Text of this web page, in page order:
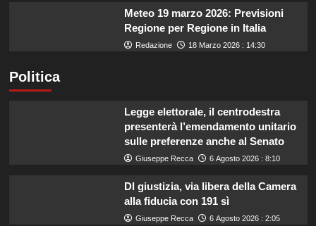
Meteo 19 marzo 2026: Previsioni
Regione per Regione in Italia
Redazione 18 Marzo 2026 : 14:30
Politica
Legge elettorale, il centrodestra
presenterà l’emendamento unitario
sulle preferenze anche al Senato
Giuseppe Recca 6 Agosto 2026 : 8:10
Dl giustizia, via libera della Camera
alla fiducia con 191 sì
Giuseppe Recca 6 Agosto 2026 : 2:05